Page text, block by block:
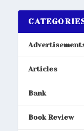
Articles
Bank
Book Review